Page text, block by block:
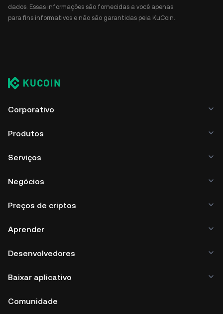
dados. Essas informações são fornecidas a você apenas
para fins informativos e não são garantidas pela KuCoin.
Corporativo
Produtos
Serviços
Negócios
Preços de criptos
Aprender
Desenvolvedores
Baixar aplicativo
Comunidade